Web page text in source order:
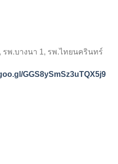
พ.บางนา 1, รพ.ไทยนครินทร์
GGS8ySmSz3uTQX5j9